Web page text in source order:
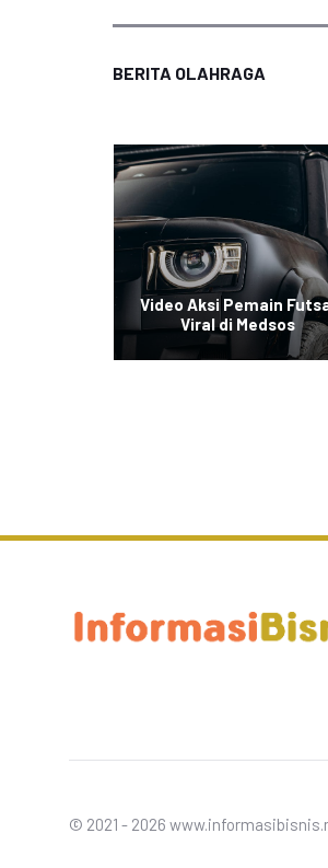
BERITA OLAHRAGA
Video Aksi Pemain
Viral di Medsos
© 2021 - 2026